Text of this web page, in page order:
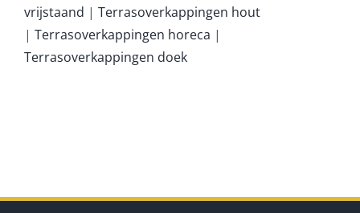
vrijstaand | Terrasoverkappingen hout
| Terrasoverkappingen horeca |
Terrasoverkappingen doek